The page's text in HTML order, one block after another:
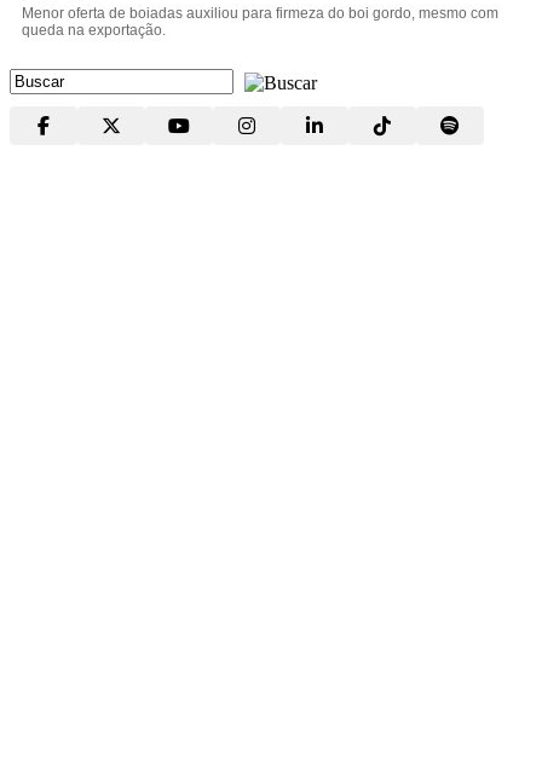
Menor oferta de boiadas auxiliou para firmeza do boi gordo, mesmo com
queda na exportação.